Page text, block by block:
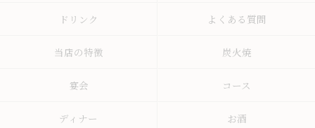
ドリンク よくある質問
当店の特徴 炭火焼
宴会 コース
ディナー お酒